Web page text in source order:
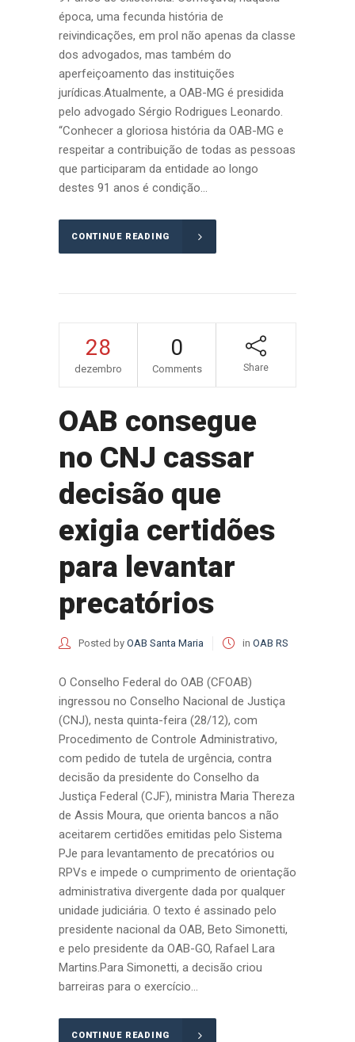
época, uma fecunda história de
reivindicações, em prol não apenas da classe
dos advogados, mas também do
aperfeiçoamento das instituições
jurídicas.Atualmente, a OAB-MG é presidida
pelo advogado Sérgio Rodrigues Leonardo.
“Conhecer a gloriosa história da OAB-MG e
respeitar a contribuição de todas as pessoas
que participaram da entidade ao longo
destes 91 anos é condição...
CONTINUE READING
28
dezembro
0
Comments Share
OAB consegue
no CNJ cassar
decisão que
exigia certidões
para levantar
precatórios
Posted by OAB Santa Maria in OAB RS
O Conselho Federal do OAB (CFOAB)
ingressou no Conselho Nacional de Justiça
(CNJ), nesta quinta-feira (28/12), com
Procedimento de Controle Administrativo,
com pedido de tutela de urgência, contra
decisão da presidente do Conselho da
Justiça Federal (CJF), ministra Maria Thereza
de Assis Moura, que orienta bancos a não
aceitarem certidões emitidas pelo Sistema
PJe para levantamento de precatórios ou
RPVs e impede o cumprimento de orientação
administrativa divergente dada por qualquer
unidade judiciária. O texto é assinado pelo
presidente nacional da OAB, Beto Simonetti,
e pelo presidente da OAB-GO, Rafael Lara
Martins.Para Simonetti, a decisão criou
barreiras para o exercício...
CONTINUE READING